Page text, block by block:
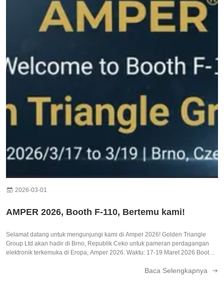
2026-03-01
AMPER 2026, Booth F-110, Bertemu kami!
Selamat datang untuk mengunjungi kami di Amper 2026! Golden Triangle
Group Ltd akan hadir di Brno, Republik Ceko untuk pameran perdagangan
elektronik terkemuka di Eropa, Amper 2026. Waktu: 17-19 Maret 2026 Booth
Baca Selengkapnya